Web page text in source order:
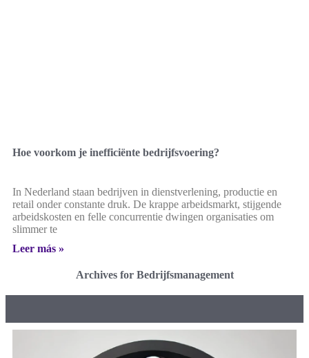
Hoe voorkom je inefficiënte bedrijfsvoering?
In Nederland staan bedrijven in dienstverlening, productie en
retail onder constante druk. De krappe arbeidsmarkt, stijgende
arbeidskosten en felle concurrentie dwingen organisaties om
slimmer te
Leer más »
Archives for Bedrijfsmanagement